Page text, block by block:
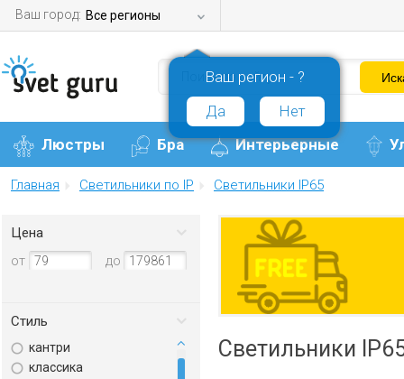
Ваш город: Все регионы
Ваш регион - ?
Да
Нет
Люстры Бра Интерьерные
Главная Светильники по IP Светильники IP65
Цена
от
до
Стиль
кантри
классика
Светильники